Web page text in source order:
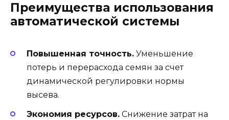
Преимущества использования
автоматической системы
Повышенная точность. Уменьшение
потерь и перерасхода семян за счет
динамической регулировки нормы
высева.
Экономия ресурсов. Снижение затрат на